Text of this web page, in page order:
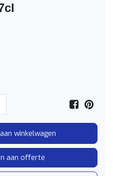
winkelwagen
aan offerte